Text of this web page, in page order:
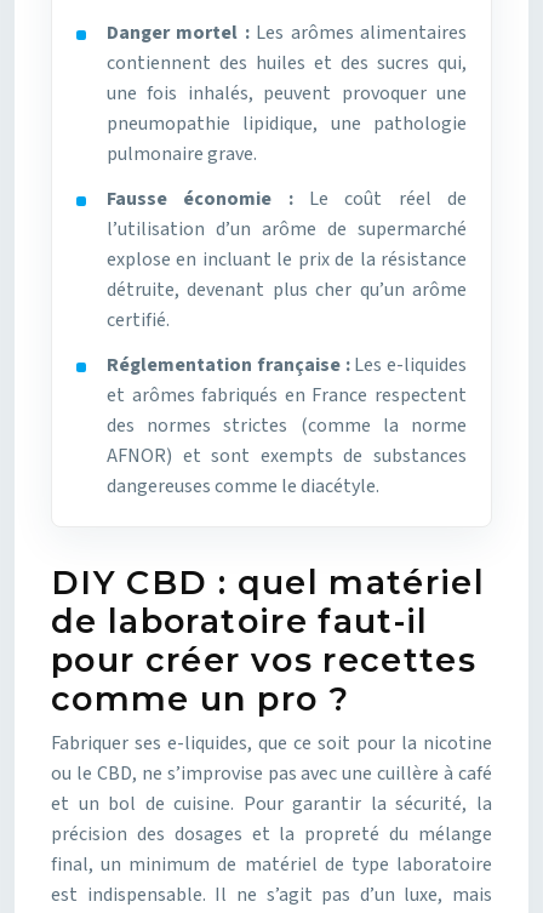
Danger mortel :Les arômes alimentaires
contiennent des huiles et des sucres qui,
une fois inhalés, peuvent provoquer une
pneumopathie lipidique, une pathologie
pulmonaire grave.
Fausse économie :Le coût réel de
l’utilisation d’un arôme de supermarché
explose en incluant le prix de la résistance
détruite, devenant plus cher qu’un arôme
certifié.
Réglementation française :Les e-liquides
et arômes fabriqués en France respectent
des normes strictes (comme la norme
AFNOR) et sont exempts de substances
dangereuses comme le diacétyle.
DIY CBD : quel matériel
de laboratoire faut-il
pour créer vos recettes
comme un pro ?
Fabriquer ses e-liquides, que ce soit pour la nicotine
ou le CBD, ne s’improvise pas avec une cuillère à café
et un bol de cuisine. Pour garantir la sécurité, la
précision des dosages et la propreté du mélange
final, un minimum de matériel de type laboratoire
est indispensable. Il ne s’agit pas d’un luxe, mais